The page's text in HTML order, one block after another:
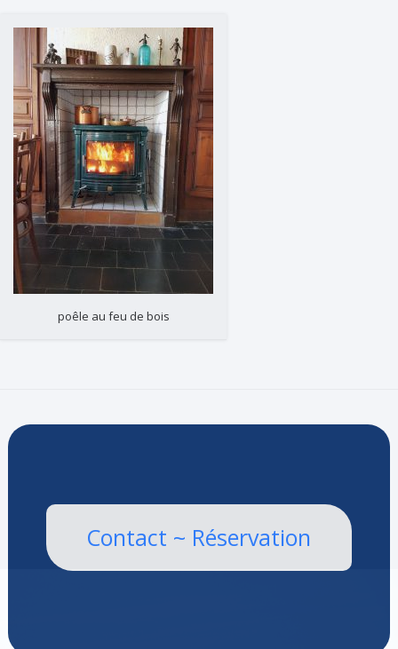
poêle au feu de bois
Contact ~ Réservation